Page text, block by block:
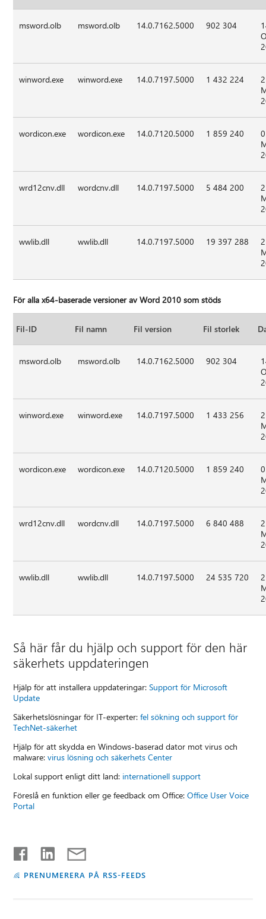
msword.olb msword.olb 14.0.7162.5000 902 304
winword.exe winword.exe 14.0.7197.5000 1 432 224
wordicon.exe wordicon.exe 14.0.7120.5000 1 859 240
wrd12cnv.dll wordcnv.dll 14.0.7197.5000 5 484 200
wwlib.dll wwlib.dll 14.0.7197.5000 19 397 288
För alla x64-baserade versioner av Word 2010 som stöds
Fil-ID Fil namn Fil version Fil storlek
msword.olb msword.olb 14.0.7162.5000 902 304
winword.exe winword.exe 14.0.7197.5000 1 433 256
wordicon.exe wordicon.exe 14.0.7120.5000 1 859 240
wrd12cnv.dll wordcnv.dll 14.0.7197.5000 6 840 488
wwlib.dll wwlib.dll 14.0.7197.5000 24 535 720
Så här får du hjälp och support för den här
säkerhets uppdateringen
Hjälp för att installera uppdateringar:Support för Microsoft
Update
Säkerhetslösningar för IT-experter:fel sökning och support för
TechNet-säkerhet
Hjälp för att skydda en Windows-baserad dator mot virus och
malware:virus lösning och säkerhets Center
Lokal support enligt ditt land: internationell support
Föreslå en funktion eller ge feedback om Office:Office User Voice
Portal
PRENUMERERA PÅ RSS-FEEDS